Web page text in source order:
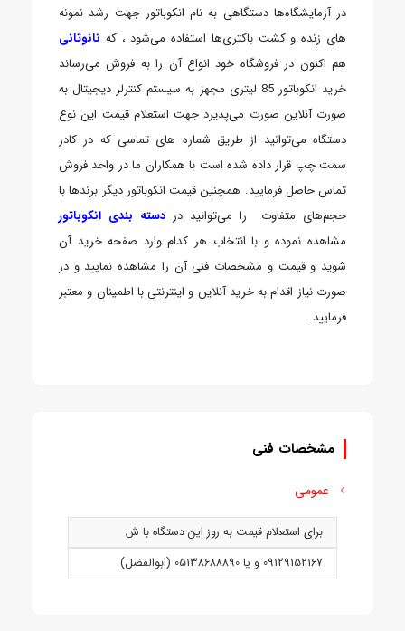
در آزمایشگاه‌ها دستگاهی به نام انکوباتور جهت رشد نمونه
های زنده و کشت باکتری‌ها استفاده می‌شود ، که نانوثانی
هم اکنون در فروشگاه خود انواع آن را به فروش می‌رساند
خرید انکوباتور 85 لیتری مجهز به سیستم کنترلر دیجیتال به
صورت آنلاین صورت می‌پذیرد جهت استعلام قیمت این نوع
دستگاه می‌توانید از طریق شماره های تماسی که در کادر
سمت چپ قرار داده شده است با همکاران ما در واحد فروش
تماس حاصل فرمایید. همچنین قیمت انکوباتور دیگر برندها با
حجم‌های متفاوت را می‌توانید در دسته بندی انکوباتور
مشاهده نموده و با انتخاب هر کدام وارد صفحه خرید آن
شوید و قیمت و مشخصات فنی آن را مشاهده نمایید و در
صورت نیاز اقدام به خرید آنلاین و اینترنتی با اطمینان و معتبر
فرمایید.
مشخصات فنی
عمومی
برای استعلام قیمت به روز این دستگاه با ش
09129152167 و يا 05138688890 (ابوالفضل)